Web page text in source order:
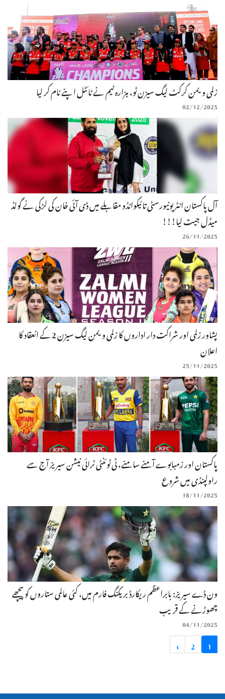
زلمی ویمن کرکٹ لیگ سیزن ٹو، ہزارہ ٹیم نے ٹائٹل اپنے نام کر لیا
02/12/2025
آل پاکستان انٹر یونیورسٹی تائیکوانڈو مقابلے میں ڈی آئی خان کی لڑکی نے گولڈ
میڈل جیت لیا!!!
26/11/2025
پشاور زلمی اور شراکت دار اداروں کا زلمی ویمن لیگ سیزن 2 کے انعقاد کا
اعلان
25/11/2025
پاکستان اور زمبابوے آمنے سامنے، ٹی ٹوئنٹی ٹرائی نیشن سیریز آج سے
راولپنڈی میں شروع
18/11/2025
ون ڈے سیریز: بابراعظم ریکارڈ بریکنگ فارم میں، کئی عالمی ستاروں کو پیچھے
چھوڑنے کے قریب
04/11/2025
1
2
»